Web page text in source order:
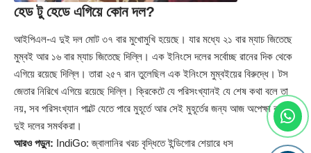
হেড টু হেডে এগিয়ে কোন দল?
আইপিএল-এ দুই দল মোট ৩৭ বার মুখোমুখি হয়েছে। যার মধ্যে ২১ বার ম্যাচ জিতেছে
মুম্বই আর ১৬ বার ম্যাচ জিতেছে দিল্লি। এক ইনিংসে দলের সর্বোচ্ছ রানের দিক থেকে
এগিয়ে রয়েছে দিল্লি। তারা ২৫৭ রান তুলেছিল এক ইনিংসে মুম্বইয়ের বিরুদ্ধে। টস
জেতার নিরিখে এগিয়ে রয়েছে দিল্লি। ক্রিকেটে যে পরিসংখ্যানই যে শেষ কথা বলে তা
নয়, সব পরিসংখ্যান পাল্টে যেতে পারে মুহূর্তে আর সেই মুহূর্তের জন্য আজ অপেক্ষা করছেন
দুই দলের সমর্থকরা।
আরও পড়ুন: IndiGo: জ্বালানির খরচ বৃদ্ধিতে ইন্ডিগোর শেয়ারে ধস